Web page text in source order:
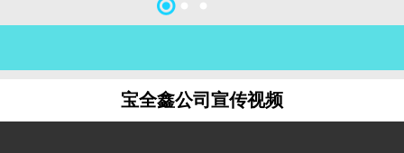
关于我们
联系我们
51La
宝全鑫公司宣传视频